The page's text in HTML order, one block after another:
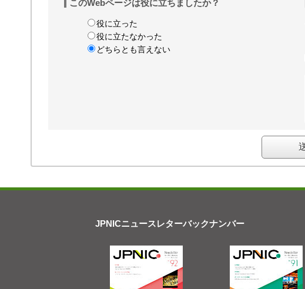
このWebページは役に立ちましたか？
役に立った
役に立たなかった
どちらとも言えない
JPNICニュースレターバックナンバー